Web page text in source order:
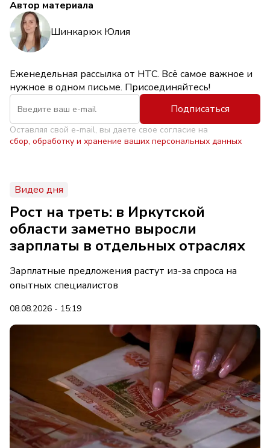
Автор материала
Шинкарюк Юлия
Еженедельная рассылка от НТС. Всё самое важное и
нужное в одном письме. Присоединяйтесь!
Подписаться
Оставляя свой e-mail, вы даете свое согласие на
сбор, обработку и хранение ваших персональных данных
Видео дня
Рост на треть: в Иркутской
области заметно выросли
зарплаты в отдельных отраслях
Зарплатные предложения растут из-за спроса на
опытных специалистов
08.08.2026 - 15:19